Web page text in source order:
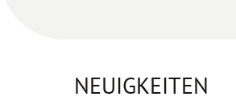
NEUIGKEITEN